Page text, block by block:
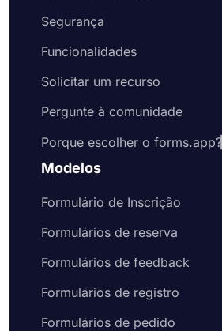
Segurança
Funcionalidades
Solicitar um recurso
Pergunte à comunidade
Porque escolher o forms.app?
Modelos
Formulário de Inscrição
Formulários de reserva
Formulários de feedback
Formulários de registro
Formulários de pedido